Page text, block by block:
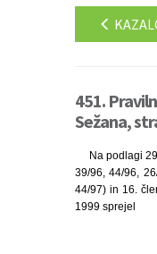
451.
Sežana,
Na podlagi
39/96, 44/96,
44/97) in 16.
1999 sprejel